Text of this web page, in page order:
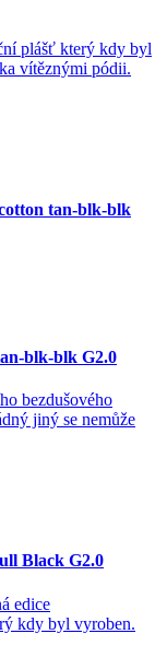
plášť který kdy byl
vítěznými pódii.
tan-blk-blk
blk-blk G2.0
bezdušového
jiný se nemůže
Black G2.0
edice
kdy byl vyroben.